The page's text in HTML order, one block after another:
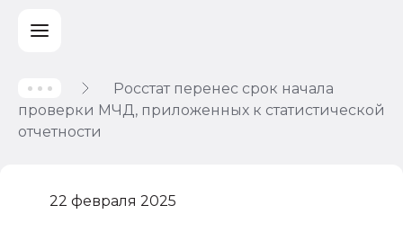
Росстат перенес срок начала
проверки МЧД, приложенных к статистической
отчетности
22 февраля 2025